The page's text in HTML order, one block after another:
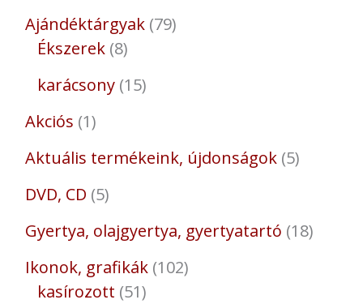
Ajándéktárgyak 79
Ékszerek 8
karácsony 15
Akciós 1
Aktuális termékeink, újdonságok 5
DVD, CD 5
Gyertya, olajgyertya, gyertyatartó 18
Ikonok, grafikák 102
kasírozott 51